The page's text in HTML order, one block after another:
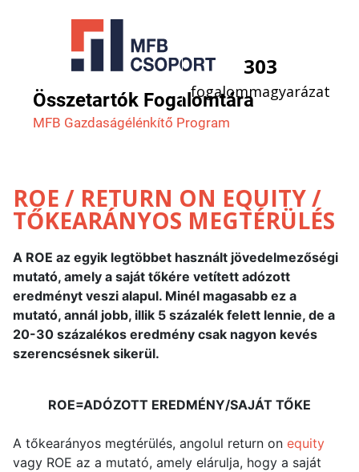
Összetartók Fogalomtára
MFB Gazdaság­élénkítő Program
303
fogalommagyarázat
ROE / RETURN ON EQUITY /
TŐKEARÁNYOS MEGTÉRÜLÉS
A ROE az egyik legtöbbet használt jövedelmezőségi
mutató, amely a saját tőkére vetített adózott
eredményt veszi alapul. Minél magasabb ez a
mutató, annál jobb, illik 5 százalék felett lennie, de a
20-30 százalékos eredmény csak nagyon kevés
szerencsésnek sikerül.
ROE=ADÓZOTT EREDMÉNY/SAJÁT TŐKE
A tőkearányos megtérülés, angolul return on equity
vagy ROE az a mutató, amely elárulja, hogy a saját